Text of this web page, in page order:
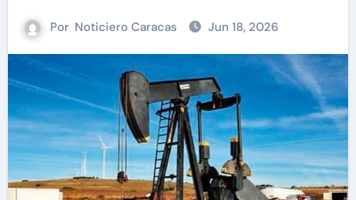
Por Noticiero Caracas Jun 18, 2026